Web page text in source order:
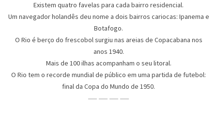
Existem quatro favelas para cada bairro residencial.
Um navegador holandês deu nome a dois bairros cariocas: Ipanema e
Botafogo.
O Rio é berço do frescobol surgiu nas areias de Copacabana nos
anos 1940.
Mais de 100 ilhas acompanham o seu litoral.
O Rio tem o recorde mundial de público em uma partida de futebol:
final da Copa do Mundo de 1950.